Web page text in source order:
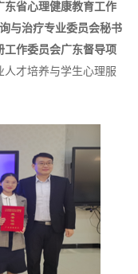
东省心理健康教育工作
与治疗专业委员会秘书
作委员会广东督导项
人才培养与学生心理服